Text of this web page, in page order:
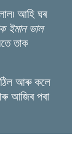
আহি ঘৰ
ইমান ভাল
তাক
আৰু কলে
আজিৰ পৰা